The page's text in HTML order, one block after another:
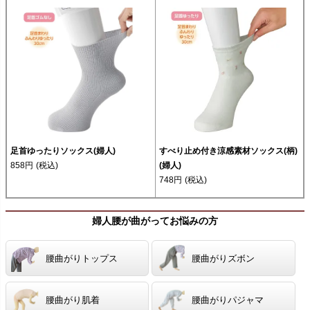
足首ゆったりソックス(婦人)
858円 (税込)
すべり止め付き涼感素材ソックス(柄)
(婦人)
748円 (税込)
婦人腰が曲がってお悩みの方
腰曲がりトップス 腰曲がりズボン
腰曲がり肌着 腰曲がりパジャマ